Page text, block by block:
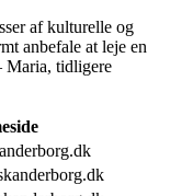
af kulturelle og
anbefale at leje en
Maria, tidligere